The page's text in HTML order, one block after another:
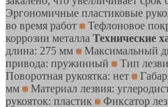
Эргономичные пластиковые
во время работ
Тефлоновое
коррозии металла Технические
длина: 275 мм
Максимальный
привода: пружинный
Тип
Поворотная рукоятка: нет
мм
Материал лезвия:
рукояток: пластик
Фиксатор